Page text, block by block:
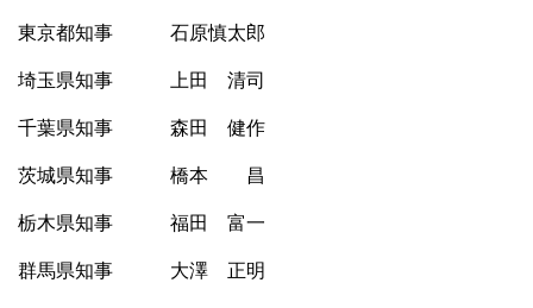
東京都知事 石原慎太郎
埼玉県知事 上田 清司
千葉県知事 森田 健作
茨城県知事 橋本 昌
栃木県知事 福田 富一
群馬県知事 大澤 正明